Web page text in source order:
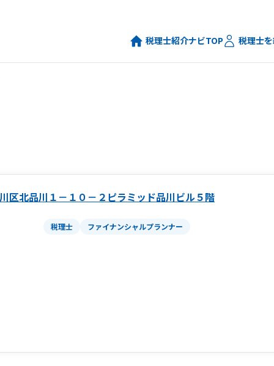
税理士紹介ナビTOP 税理士
区北品川１－１０－２ピラミッド品川ビル５階
税理士 ファイナンシャルプランナー